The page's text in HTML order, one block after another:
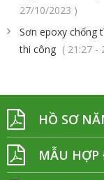
27/10/2023 )
Sơn epoxy chống
thi công ( 21:27 -
HỒ SƠ
MẪU